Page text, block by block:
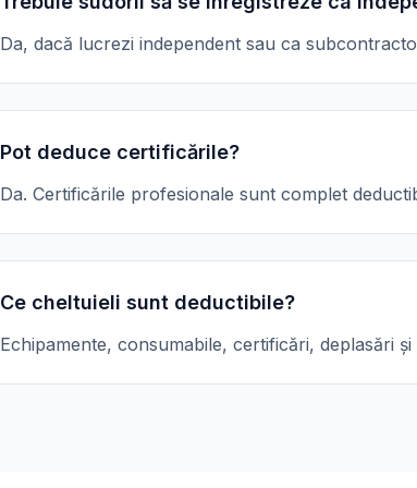
Da, dacă lucrezi independent sau ca
Pot deduce certificările?
Da. Certificările profesionale sunt complet
Ce cheltuieli sunt deductibile?
Echipamente, consumabile, certificări, deplasări